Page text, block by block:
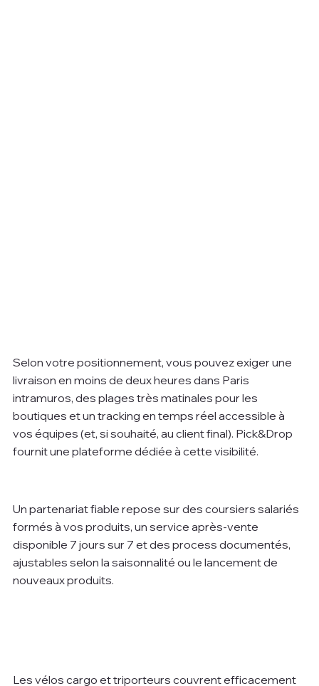
Selon votre positionnement, vous pouvez exiger une
livraison en moins de deux heures dans Paris
intramuros, des plages très matinales pour les
boutiques et un tracking en temps réel accessible à
vos équipes (et, si souhaité, au client final). Pick&Drop
fournit une plateforme dédiée à cette visibilité.
Un partenariat fiable repose sur des coursiers salariés
formés à vos produits, un service après-vente
disponible 7 jours sur 7 et des process documentés,
ajustables selon la saisonnalité ou le lancement de
nouveaux produits.
Les vélos cargo et triporteurs couvrent efficacement